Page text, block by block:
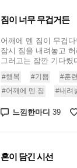
짐이 너무 무겁거든
어깨에 멘 짐이 무겁다
잠시 짐을 내려놓고
그러고는 잠깐 기다
#행복 #기쁨 #훈련
#어깨에 멘 짐
#내려
느낌한마디 39
혼이 담긴 시선